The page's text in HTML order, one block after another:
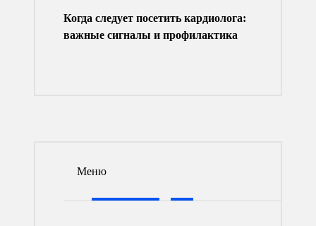
Когда следует посетить кардиолога:
важные сигналы и профилактика
Меню